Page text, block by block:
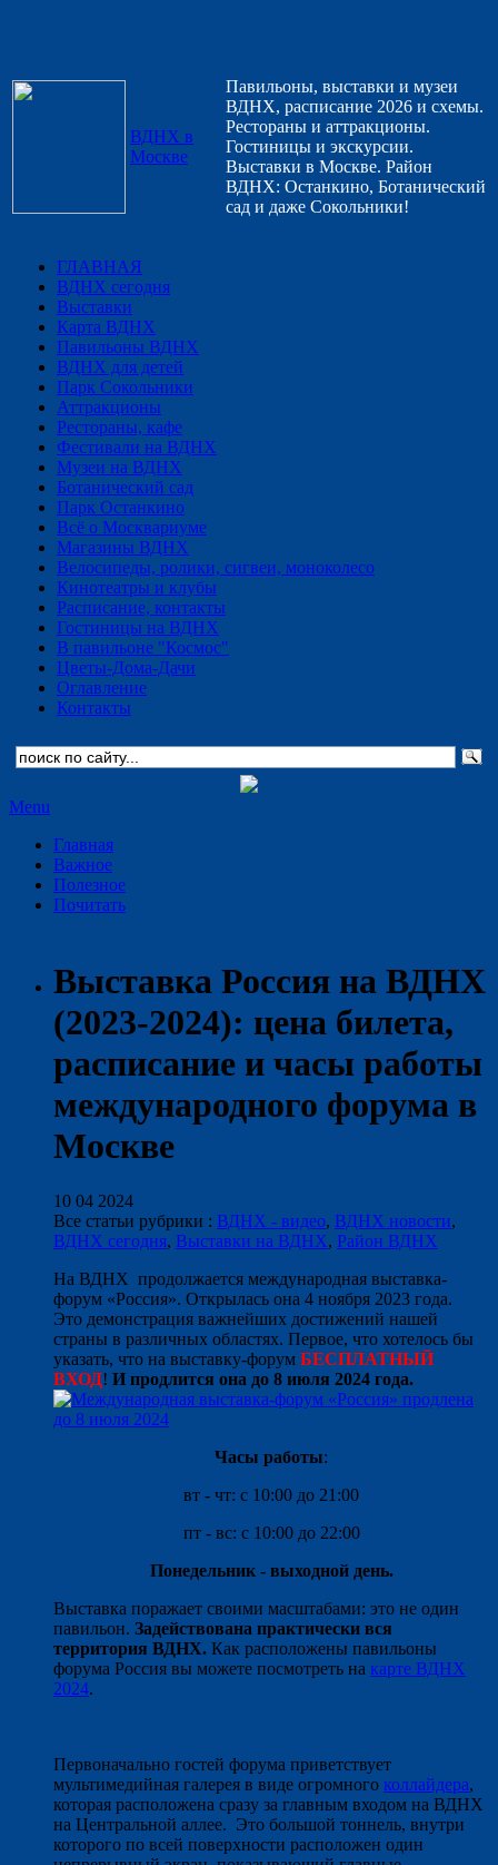
ВДНХ в
Москве
Павильоны, выставки и музеи
ВДНХ, расписание 2026 и схемы.
Рестораны и аттракционы.
Гостиницы и экскурсии.
Выставки в Москве. Район
ВДНХ: Останкино, Ботанический
сад и даже Сокольники!
ГЛАВНАЯ
ВДНХ сегодня
Выставки
Карта ВДНХ
Павильоны ВДНХ
ВДНХ для детей
Парк Сокольники
Аттракционы
Рестораны, кафе
Фестивали на ВДНХ
Музеи на ВДНХ
Ботанический сад
Парк Останкино
Всё о Москвариуме
Магазины ВДНХ
Велосипеды, ролики, сигвеи, моноколесо
Кинотеатры и клубы
Расписание, контакты
Гостиницы на ВДНХ
В павильоне "Космос"
Цветы-Дома-Дачи
Оглавление
Контакты
Menu
Главная
Важное
Полезное
Почитать
Выставка Россия на ВДНХ
(2023-2024): цена билета,
расписание и часы работы
международного форума в
Москве
10 04 2024
Все статьи рубрики : ВДНХ - видео, ВДНХ новости,
ВДНХ сегодня, Выставки на ВДНХ, Район ВДНХ
На ВДНХ продолжается международная выставка-
форум «Россия». Открылась она 4 ноября 2023 года.
Это демонстрация важнейших достижений нашей
страны в различных областях. Первое, что хотелось бы
указать, что на выставку-форум БЕСПЛАТНЫЙ
ВХОД! И продлится она до 8 июля 2024 года.
Часы работы:
вт - чт: с 10:00 до 21:00
пт - вс: с 10:00 до 22:00
Понедельник - выходной день.
Выставка поражает своими масштабами: это не один
павильон. Задействована практически вся
территория ВДНХ. Как расположены павильоны
форума Россия вы можете посмотреть на карте ВДНХ
2024.
Первоначально гостей форума приветствует
мультимедийная галерея в виде огромного коллайдера,
которая расположена сразу за главным входом на ВДНХ
на Центральной аллее. Это большой тоннель, внутри
которого по всей поверхности расположен один